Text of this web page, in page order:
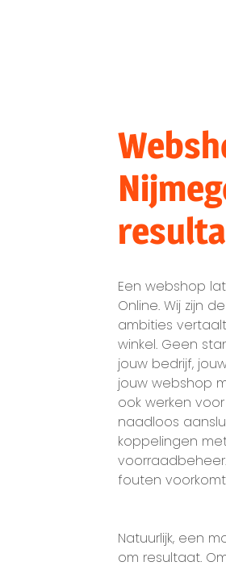
Een webshop
Online. Wij zijn
ambities
winkel. Geen
jouw bedrijf,
jouw webshop
ook werken
naadloos
koppelingen
fouten
Natuurlijk, een
om resultaat.